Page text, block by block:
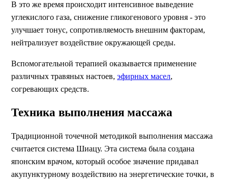
В это же время происходит интенсивное выведение
углекислого газа, снижение гликогенового уровня - это
улучшает тонус, сопротивляемость внешним факторам,
нейтрализует воздействие окружающей среды.
Вспомогательной терапией оказывается применение
различных травяных настоев, эфирных масел,
согревающих средств.
Техника выполнения массажа
Традиционной точечной методикой выполнения массажа
считается система Шиацу. Эта система была создана
японским врачом, который особое значение придавал
акупунктурному воздействию на энергетические точки, в